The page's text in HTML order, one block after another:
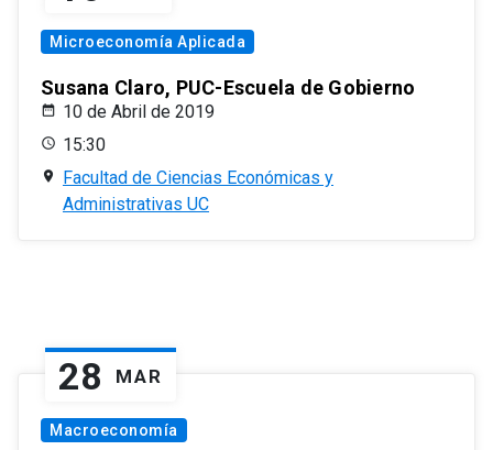
Microeconomía Aplicada
Susana Claro, PUC-Escuela de Gobierno
10 de Abril de 2019
15:30
Facultad de Ciencias Económicas y
Administrativas UC
28 MAR
Macroeconomía